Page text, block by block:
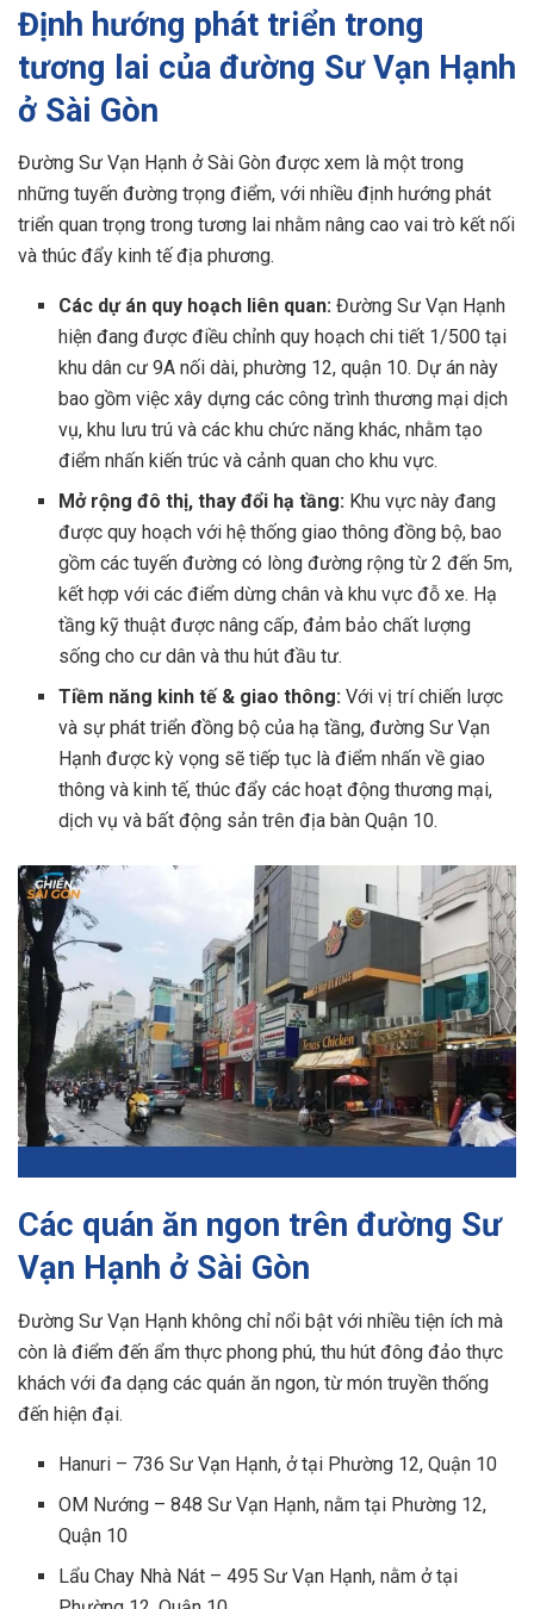
Định hướng phát triển trong
tương lai của đường Sư Vạn Hạnh
ở Sài Gòn
Đường Sư Vạn Hạnh ở Sài Gòn được xem là một trong
những tuyến đường trọng điểm, với nhiều định hướng phát
triển quan trọng trong tương lai nhằm nâng cao vai trò kết nối
và thúc đẩy kinh tế địa phương.
Các dự án quy hoạch liên quan: Đường Sư Vạn Hạnh
hiện đang được điều chỉnh quy hoạch chi tiết 1/500 tại
khu dân cư 9A nối dài, phường 12, quận 10. Dự án này
bao gồm việc xây dựng các công trình thương mại dịch
vụ, khu lưu trú và các khu chức năng khác, nhằm tạo
điểm nhấn kiến trúc và cảnh quan cho khu vực.
Mở rộng đô thị, thay đổi hạ tầng: Khu vực này đang
được quy hoạch với hệ thống giao thông đồng bộ, bao
gồm các tuyến đường có lòng đường rộng từ 2 đến 5m,
kết hợp với các điểm dừng chân và khu vực đỗ xe. Hạ
tầng kỹ thuật được nâng cấp, đảm bảo chất lượng
sống cho cư dân và thu hút đầu tư.
Tiềm năng kinh tế & giao thông:Với vị trí chiến lược
và sự phát triển đồng bộ của hạ tầng, đường Sư Vạn
Hạnh được kỳ vọng sẽ tiếp tục là điểm nhấn về giao
thông và kinh tế, thúc đẩy các hoạt động thương mại,
dịch vụ và bất động sản trên địa bàn Quận 10.
Các quán ăn ngon trên đường Sư
Vạn Hạnh ở Sài Gòn
Đường Sư Vạn Hạnh không chỉ nổi bật với nhiều tiện ích mà
còn là điểm đến ẩm thực phong phú, thu hút đông đảo thực
khách với đa dạng các quán ăn ngon, từ món truyền thống
đến hiện đại.
Hanuri – 736 Sư Vạn Hạnh, ở tại Phường 12, Quận 10
OM Nướng – 848 Sư Vạn Hạnh, nằm tại Phường 12,
Quận 10
Lẩu Chay Nhà Nát – 495 Sư Vạn Hạnh, nằm ở tại